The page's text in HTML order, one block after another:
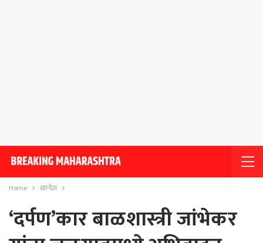
Home खान्देश
‘दर्पण’कार बाळशास्त्री जांभेकर